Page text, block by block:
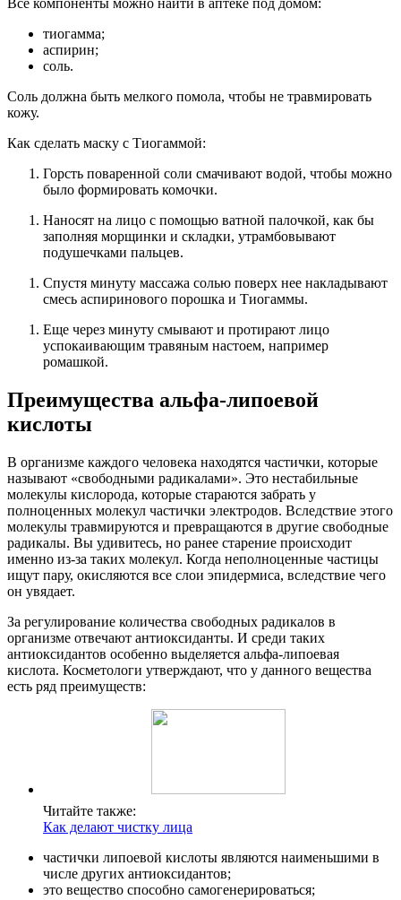
Все компоненты можно найти в аптеке под домом:
тиогамма;
аспирин;
соль.
Соль должна быть мелкого помола, чтобы не травмировать
кожу.
Как сделать маску с Тиогаммой:
Горсть поваренной соли смачивают водой, чтобы можно
было формировать комочки.
Наносят на лицо с помощью ватной палочкой, как бы
заполняя морщинки и складки, утрамбовывают
подушечками пальцев.
Спустя минуту массажа солью поверх нее накладывают
смесь аспиринового порошка и Тиогаммы.
Еще через минуту смывают и протирают лицо
успокаивающим травяным настоем, например
ромашкой.
Преимущества альфа-липоевой
кислоты
В организме каждого человека находятся частички, которые
называют «свободными радикалами». Это нестабильные
молекулы кислорода, которые стараются забрать у
полноценных молекул частички электродов. Вследствие этого
молекулы травмируются и превращаются в другие свободные
радикалы. Вы удивитесь, но ранее старение происходит
именно из-за таких молекул. Когда неполноценные частицы
ищут пару, окисляются все слои эпидермиса, вследствие чего
он увядает.
За регулирование количества свободных радикалов в
организме отвечают антиоксиданты. И среди таких
антиоксидантов особенно выделяется альфа-липоевая
кислота. Косметологи утверждают, что у данного вещества
есть ряд преимуществ:
Читайте также:
Как делают чистку лица
частички липоевой кислоты являются наименьшими в
числе других антиоксидантов;
это вещество способно самогенерироваться;